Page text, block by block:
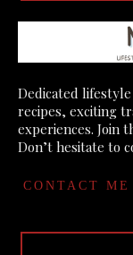
Dedicated
recipes, exciting
experiences. Join
Don’t hesitate to
CONTACT